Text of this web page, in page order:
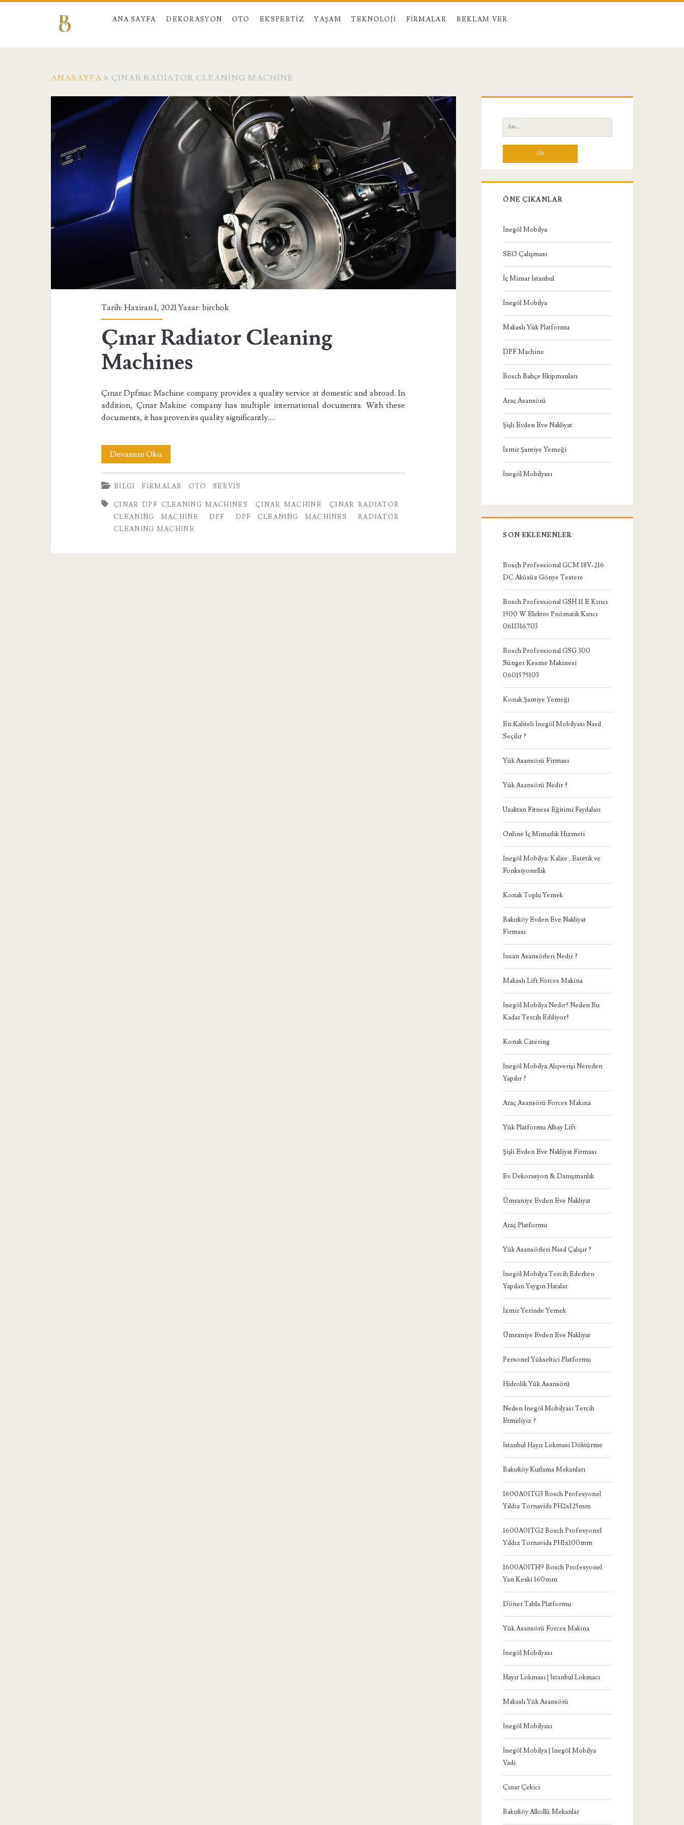
ANA SAYFA DEKORASYON OTO EKSPERTIZ YAŞAM TEKNOLOJI FIRMALAR REKLAM VER
ANASAYFA > ÇINAR RADIATOR CLEANING MACHINE
Etiket:
<span>Çınar
Radiator
Cleaning
Machine</span>
Tarih: Haziran 1, 2021 Yazar:birchok
Çınar Radiator Cleaning
Machines
Çınar Dpfmac Machine company provides a quality service at domestic and abroad. In
addition, Çınar Makine company has multiple international documents. With these
documents, it has proven its quality significantly.…
Devamını OkuÇınar
Radiator
Cleaning
Machines
BILGI FIRMALAR OTO SERVIS
ÇINAR DPF CLEANING MACHINES ÇINAR MACHINE
ÇINAR RADIATOR
CLEANING MACHINE
DPF DPF CLEANING MACHINES
RADIATOR
CLEANING MACHINE
Yan
Menü
Ara:
ÖNE ÇIKANLAR
İnegöl Mobilya
SEO Çalışması
İç Mimar İstanbul
İnegöl Mobilya
Makaslı Yük Platformu
DPF Machine
Bosch Bahçe Ekipmanları
Araç Asansörü
Şişli Evden Eve Nakliyat
İzmir Şantiye Yemeği
İnegöl Mobilyası
SON EKLENENLER
Bosch Professional GCM 18V-216
DC Aküsüz Gönye Testere
Bosch Professional GSH 11 E Kırıcı
1500 W Elektro Pnömatik Kırıcı
0611316703
Bosch Professional GSG 300
Sünger Kesme Makinesi
0601575103
Konak Şantiye Yemeği
En Kaliteli İnegöl Mobilyası Nasıl
Seçilir ?
Yük Asansörü Firması
Yük Asansörü Nedir ?
Uzaktan Fitness Eğitimi Faydaları
Online İç Mimarlık Hizmeti
İnegöl Mobilya: Kalite , Estetik ve
Fonksiyonellik
Konak Toplu Yemek
Bakırköy Evden Eve Nakliyat
Firması
İnsan Asansörleri Nedir ?
Makaslı Lift Forces Makina
İnegöl Mobilya Nedir? Neden Bu
Kadar Tercih Ediliyor?
Konak Catering
İnegöl Mobilya Alışverişi Nereden
Yapılır ?
Araç Asansörü Forces Makina
Yük Platformu Albay Lift
Şişli Evden Eve Nakliyat Firması
Ev Dekorasyon & Danışmanlık
Ümraniye Evden Eve Nakliyat
Araç Platformu
Yük Asansörleri Nasıl Çalışır ?
İnegöl Mobilya Tercih Ederken
Yapılan Yaygın Hatalar
İzmir Yerinde Yemek
Ümraniye Evden Eve Nakliyat
Personel Yükseltici Platformu
Hidrolik Yük Asansörü
Neden İnegöl Mobilyası Tercih
Etmeliyiz ?
İstanbul Hayır Lokması Döktürme
Bakırköy Kutlama Mekanları
1600A01TG3 Bosch Profesyonel
Yıldız Tornavida PH2x125mm
1600A01TG2 Bosch Profesyonel
Yıldız Tornavida PH1x100mm
1600A01TH9 Bosch Profesyonel
Yan Keski 160mm
Döner Tabla Platformu
Yük Asansörü Forces Makina
İnegöl Mobilyası
Hayır Lokması | İstanbul Lokmacı
Makaslı Yük Asansörü
İnegöl Mobilyası
İnegöl Mobilya | İnegöl Mobilya
Vadi
Çınar Çekici
Bakırköy Alkollü Mekanlar